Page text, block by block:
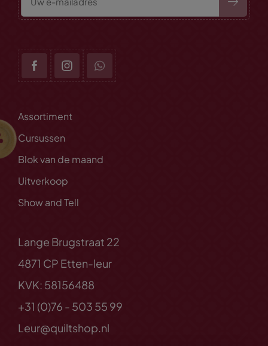
Assortiment
Cursussen
Blok van de maand
Uitverkoop
Show and Tell
Lange Brugstraat 22
4871 CP Etten-leur
KVK: 58156488
+31 (0)76 - 503 55 99
Leur@quiltshop.nl